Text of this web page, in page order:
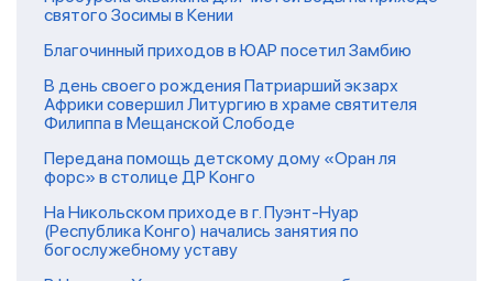
святого Зосимы в Кении
Благочинный приходов в ЮАР посетил Замбию
В день своего рождения Патриарший экзарх
Африки совершил Литургию в храме святителя
Филиппа в Мещанской Слободе
Передана помощь детскому дому «Оран ля
форс» в столице ДР Конго
На Никольском приходе в г. Пуэнт-Нуар
(Республика Конго) начались занятия по
богослужебному уставу